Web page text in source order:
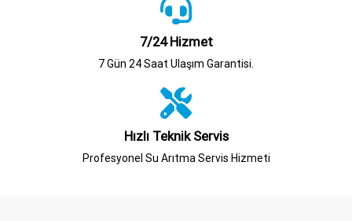
7/24 Hizmet
7 Gün 24 Saat Ulaşım Garantisi.
Hızlı Teknik Servis
Profesyonel Su Arıtma Servis Hizmeti